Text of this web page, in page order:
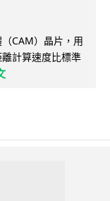
CAM）晶片，用
計算速度比標準